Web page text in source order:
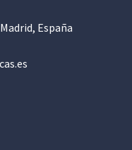
España